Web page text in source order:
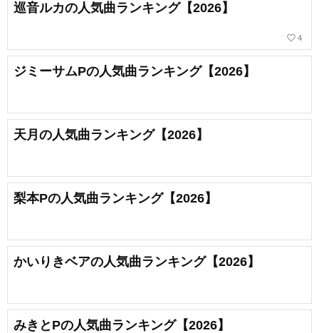
巡音ルカの人気曲ランキング【2026】
favorite_border 4
ジミーサムPの人気曲ランキング【2026】
天月の人気曲ランキング【2026】
梨本Pの人気曲ランキング【2026】
かいりきベアの人気曲ランキング【2026】
みきとPの人気曲ランキング【2026】